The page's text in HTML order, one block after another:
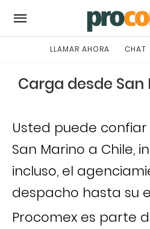
LLAMAR AHORA CHAT
Carga desde San
Usted puede
San Marino a Chile,
incluso, el
despacho hasta su
Procomex es parte